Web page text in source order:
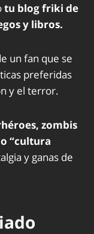
tu blog friki de
y libros.
un fan que se
preferidas
y el terror.
zombis
“cultura
y ganas de